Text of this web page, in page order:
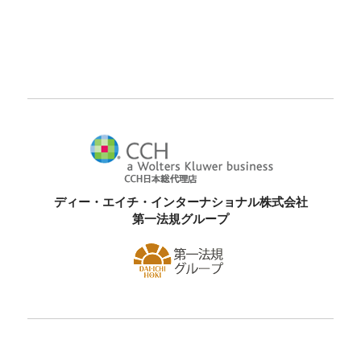
ディー・エイチ・インターナショナル株式会社
第一法規グループ